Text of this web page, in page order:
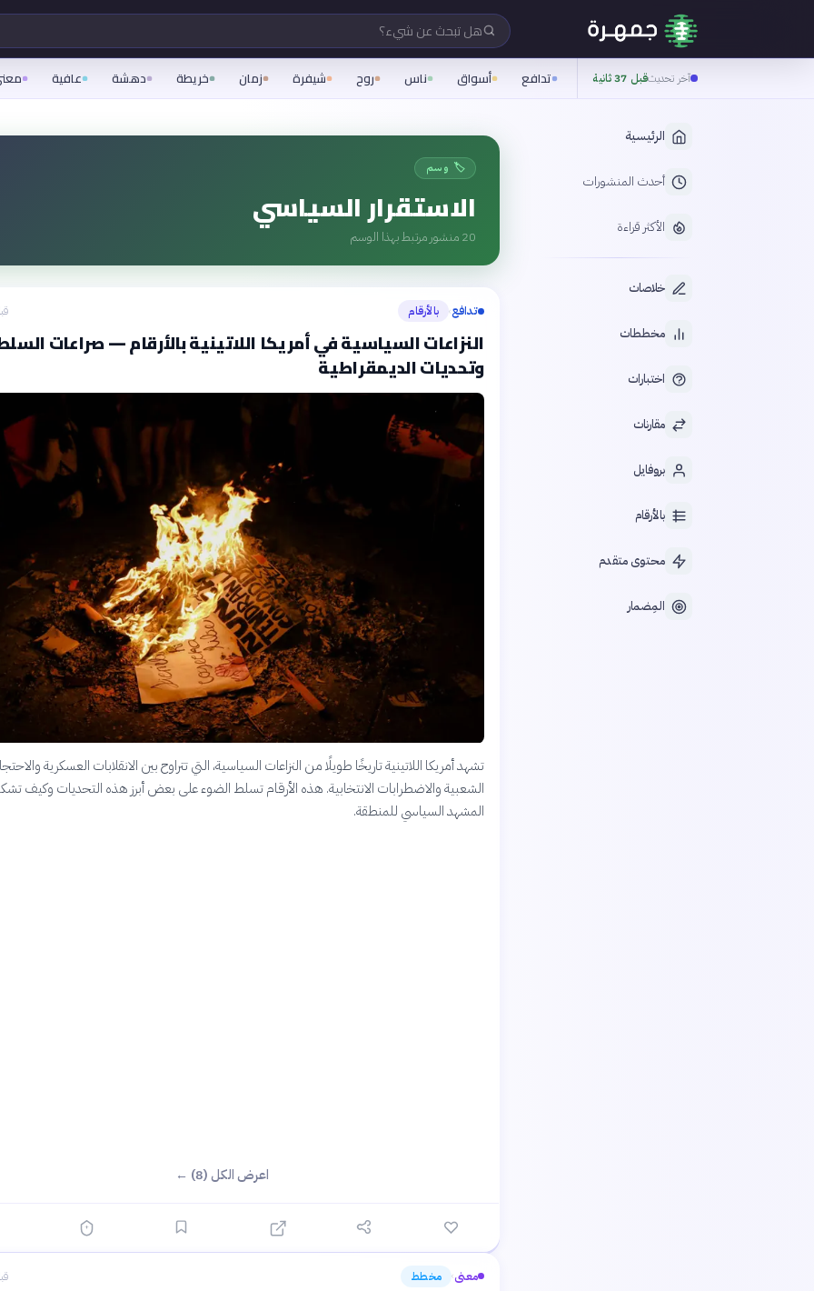
هل تبحث عن شيء؟
آخر تحديثقبل 37 ثانية تدافع أسواق ناس روح شيفرة زمان خريطة دهشة عافية
الرئيسية
أحدث المنشورات
الأكثر قراءة
خلاصات
مخططات
اختبارات
مقارنات
بروفايل
بالأرقام
محتوى متقدم
المِضمار
🏷️ وسم
الاستقرار السياسي
20 منشور مرتبط بهذا الوسم
تدافع› بالأرقام قبل
النزاعات السياسية في أمريكا اللاتينية بالأرقام — صراعات
وتحديات الديمقراطية
تشهد أمريكا اللاتينية تاريخًا طويلًا من النزاعات السياسية، التي تتراوح بين الانقلابات العسكرية
الشعبية والاضطرابات الانتخابية. هذه الأرقام تسلط الضوء على بعض أبرز هذه التحديات وكيف
المشهد السياسي للمنطقة.
اعرض الكل (8) ←
معنى› مخطط قبل